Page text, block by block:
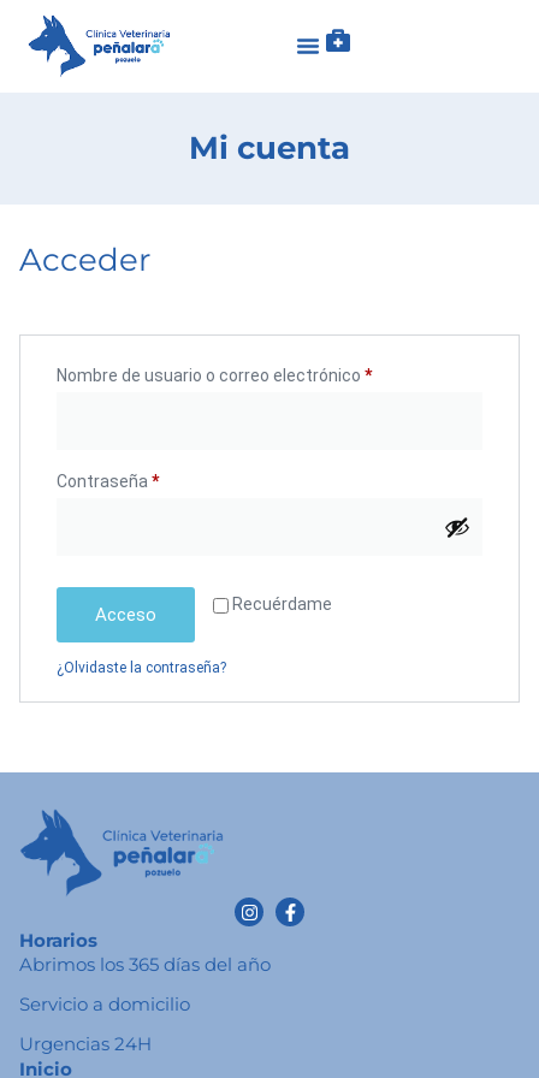
Mi cuenta
Acceder
Nombre de usuario o correo electrónico *
Contraseña *
Recuérdame
Acceso
¿Olvidaste la contraseña?
Horarios
Abrimos los 365 días del año
Servicio a domicilio
Urgencias 24H
Inicio